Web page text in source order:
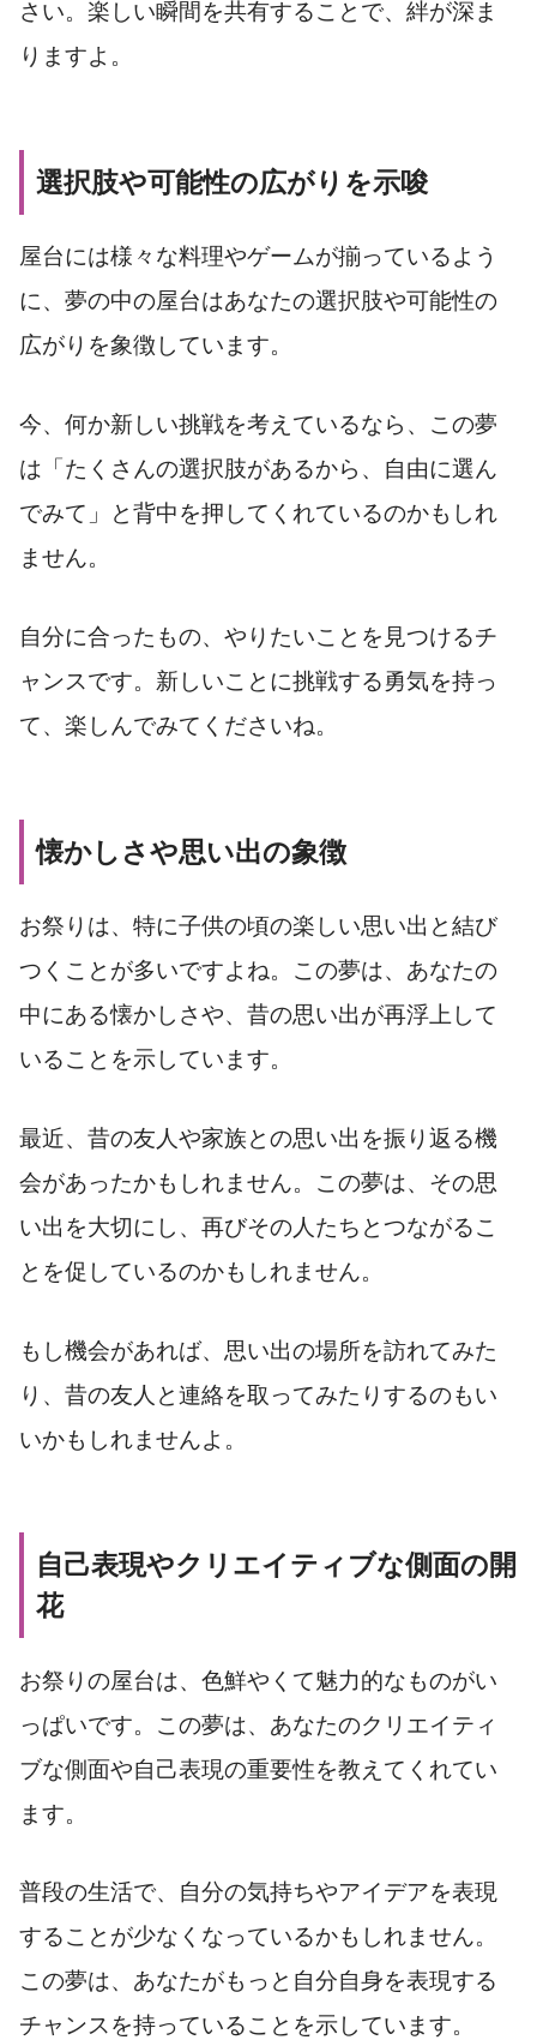
さい。楽しい瞬間を共有することで、絆が深ま
りますよ。
選択肢や可能性の広がりを示唆
屋台には様々な料理やゲームが揃っているよう
に、夢の中の屋台はあなたの選択肢や可能性の
広がりを象徴しています。
今、何か新しい挑戦を考えているなら、この夢
は「たくさんの選択肢があるから、自由に選ん
でみて」と背中を押してくれているのかもしれ
ません。
自分に合ったもの、やりたいことを見つけるチ
ャンスです。新しいことに挑戦する勇気を持っ
て、楽しんでみてくださいね。
懐かしさや思い出の象徴
お祭りは、特に子供の頃の楽しい思い出と結び
つくことが多いですよね。この夢は、あなたの
中にある懐かしさや、昔の思い出が再浮上して
いることを示しています。
最近、昔の友人や家族との思い出を振り返る機
会があったかもしれません。この夢は、その思
い出を大切にし、再びその人たちとつながるこ
とを促しているのかもしれません。
もし機会があれば、思い出の場所を訪れてみた
り、昔の友人と連絡を取ってみたりするのもい
いかもしれませんよ。
自己表現やクリエイティブな側面の開
花
お祭りの屋台は、色鮮やくて魅力的なものがい
っぱいです。この夢は、あなたのクリエイティ
ブな側面や自己表現の重要性を教えてくれてい
ます。
普段の生活で、自分の気持ちやアイデアを表現
することが少なくなっているかもしれません。
この夢は、あなたがもっと自分自身を表現する
チャンスを持っていることを示しています。